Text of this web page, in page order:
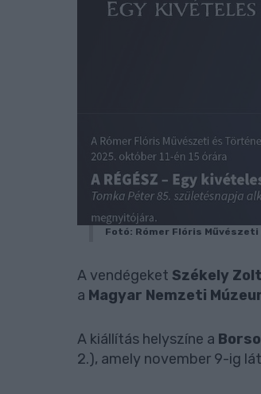
Fotó: Rómer Flóris
A vendégeket Székely
a Magyar Nemzeti
A kiállítás helyszíne a
2.), amely november 9-ig